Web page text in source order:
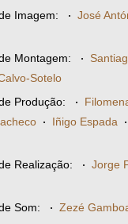
Imagem: · José
Montagem: ·
Sotelo
Produção: ·
· Iñigo Espada ·
Realização: · Jorge
Som: · Zezé